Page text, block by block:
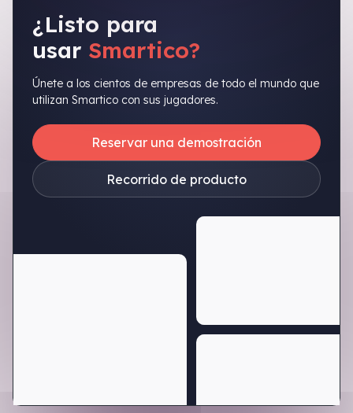
¿Listo para
usar Smartico?
Únete a los cientos de empresas de todo el mundo que
utilizan Smartico con sus jugadores.
Reservar una demostración
Recorrido de producto